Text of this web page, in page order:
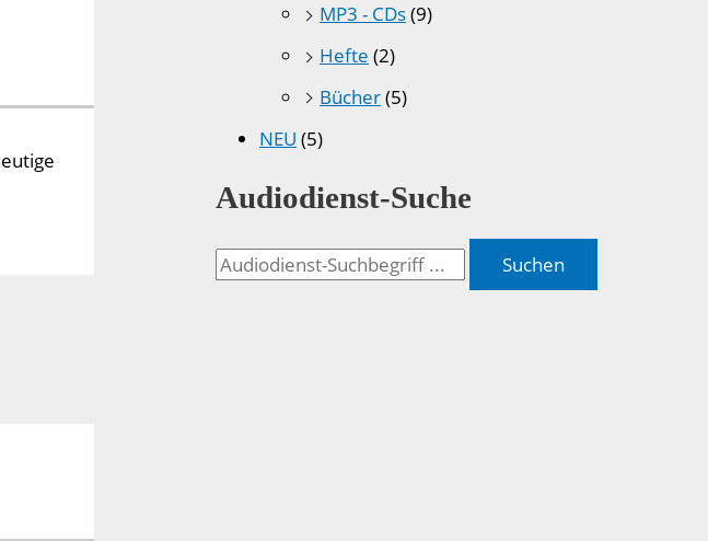
MP3 - CDs(9)
Hefte (2)
Bücher(5)
NEU (5)
Audiodienst-Suche
Suchen